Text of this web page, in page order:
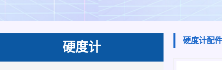
硬度计 硬度计配件